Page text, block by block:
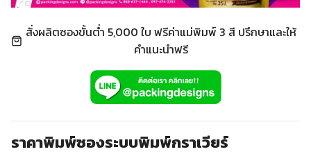
สั่งผลิตซองขั้นต่ำ 5,000 ใบ ฟรีค่าแม่พิมพ์ 3 สี ปรึกษาและให้
คำแนะนำฟรี
ราคาพิมพ์ซองระบบพิมพ์กราเวียร์